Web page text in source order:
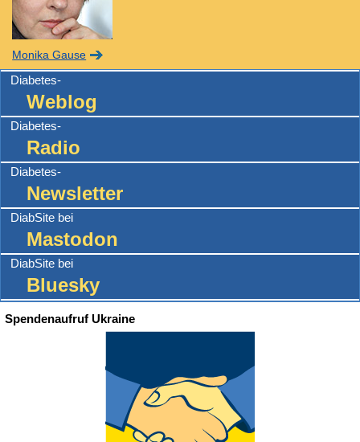
Monika Gause
Diabetes-
Weblog
Diabetes-
Radio
Diabetes-
Newsletter
DiabSite bei
Mastodon
DiabSite bei
Bluesky
Spendenaufruf Ukraine